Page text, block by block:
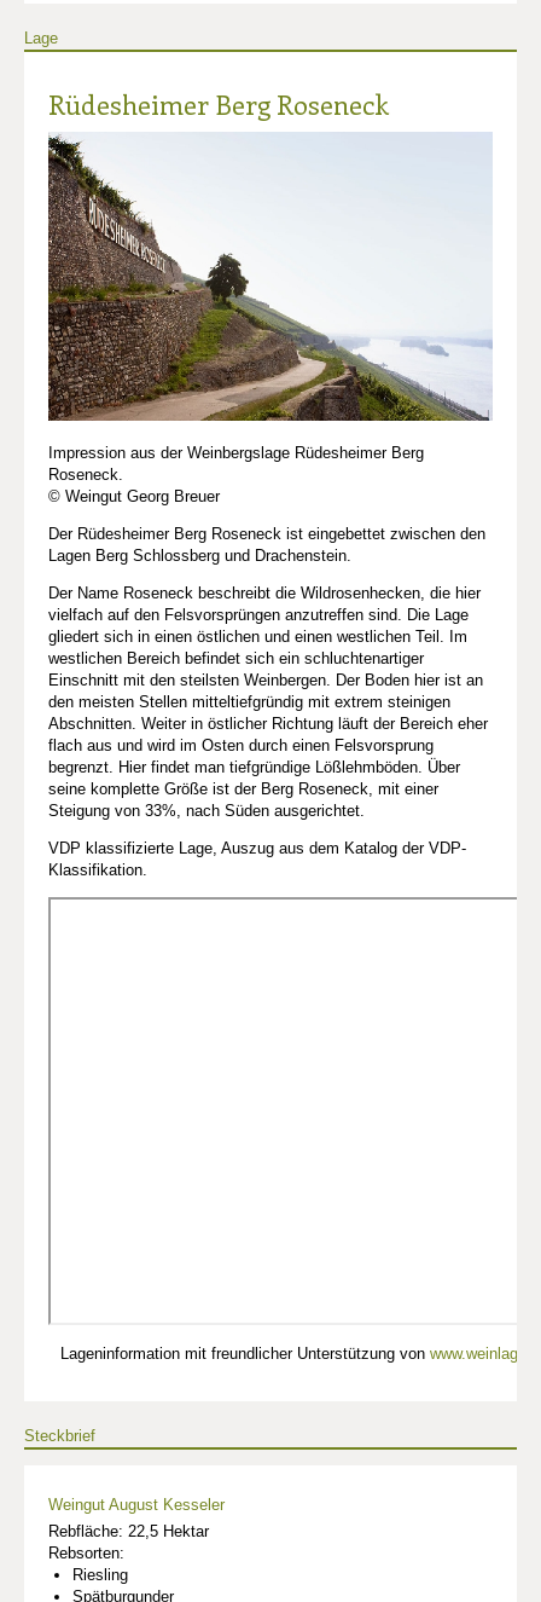
Lage
Rüdesheimer Berg Roseneck
Impression aus der Weinbergslage Rüdesheimer Berg
Roseneck.
© Weingut Georg Breuer
Der Rüdesheimer Berg Roseneck ist eingebettet zwischen den
Lagen Berg Schlossberg und Drachenstein.
Der Name Roseneck beschreibt die Wildrosenhecken, die hier
vielfach auf den Felsvorsprüngen anzutreffen sind. Die Lage
gliedert sich in einen östlichen und einen westlichen Teil. Im
westlichen Bereich befindet sich ein schluchtenartiger
Einschnitt mit den steilsten Weinbergen. Der Boden hier ist an
den meisten Stellen mitteltiefgründig mit extrem steinigen
Abschnitten. Weiter in östlicher Richtung läuft der Bereich eher
flach aus und wird im Osten durch einen Felsvorsprung
begrenzt. Hier findet man tiefgründige Lößlehmböden. Über
seine komplette Größe ist der Berg Roseneck, mit einer
Steigung von 33%, nach Süden ausgerichtet.
VDP klassifizierte Lage, Auszug aus dem Katalog der VDP-
Klassifikation.
Lageninformation mit freundlicher Unterstützung von
Steckbrief
Weingut August Kesseler
Rebfläche: 22,5 Hektar
Rebsorten:
Riesling
Spätburgunder